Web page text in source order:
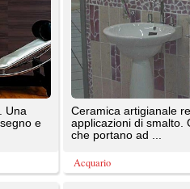
Rivestimenti murali ATLANTA. Una
vastissima scelta di varianti disegno e
colore per soddisfare al ...
Liuni SpA